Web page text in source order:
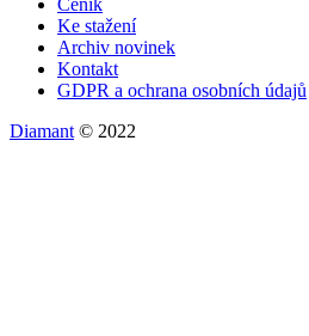
Ke stažení
Archiv novinek
Kontakt
GDPR a ochrana osobních údajů
Diamant © 2022